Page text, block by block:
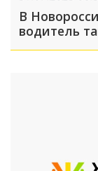
В
водитель